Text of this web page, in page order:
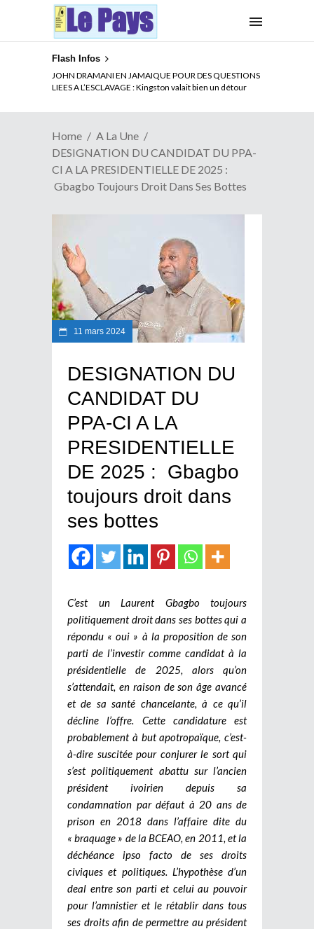
Flash Infos
JOHN DRAMANI EN JAMAIQUE POUR DES QUESTIONS
LIEES A L’ESCLAVAGE : Kingston valait bien un détour
ELECTION DE TALON A LA TETE DU SENAT BENINOIS :
Quand Patrice quitte le pouvoir sans partir !
Home
A La Une
DESIGNATION DU CANDIDAT DU PPA-
CI A LA PRESIDENTIELLE DE 2025 :
Gbagbo Toujours Droit Dans Ses Bottes
11 mars 2024
DESIGNATION DU
CANDIDAT DU
PPA-CI A LA
PRESIDENTIELLE
DE 2025 : Gbagbo
toujours droit dans
ses bottes
C’est un Laurent Gbagbo toujours
politiquement droit dans ses bottes qui a
répondu « oui » à la proposition de son
parti de l’investir comme candidat à la
présidentielle de 2025, alors qu’on
s’attendait, en raison de son âge avancé
et de sa santé chancelante, à ce qu’il
décline l’offre. Cette candidature est
probablement à but apotropaïque, c’est-
à-dire suscitée pour conjurer le sort qui
s’est politiquement abattu sur l’ancien
président ivoirien depuis sa
condamnation par défaut à 20 ans de
prison en 2018 dans l’affaire dite du
« braquage » de la BCEAO, en 2011, et la
déchéance ipso facto de ses droits
civiques et politiques. L’hypothèse d’un
deal entre son parti et celui au pouvoir
pour l’amnistier et le rétablir dans tous
ses droits afin de permettre au président